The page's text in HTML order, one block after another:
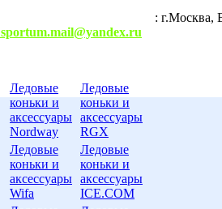
:
sportum.mail@yandex.ru
Ледовые
коньки и
аксессуары
Nordway
Ледовые
коньки и
аксессуары
Wifa
Ледовые
коньки и
аксессуары
RGX
Ледовые
коньки и
аксессуары
ICE.COM